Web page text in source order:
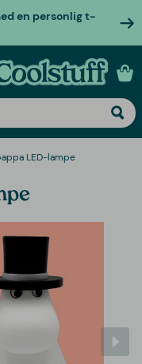
en personlig t-
gaver
LED-lampe